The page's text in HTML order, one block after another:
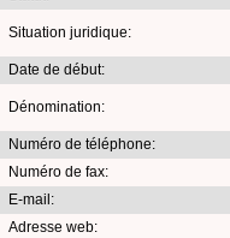
Situation juridique:
Date de début:
Dénomination:
Numéro de téléphone:
Numéro de fax:
E-mail:
Adresse web: